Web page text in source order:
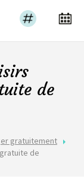
gratuitement
de
de